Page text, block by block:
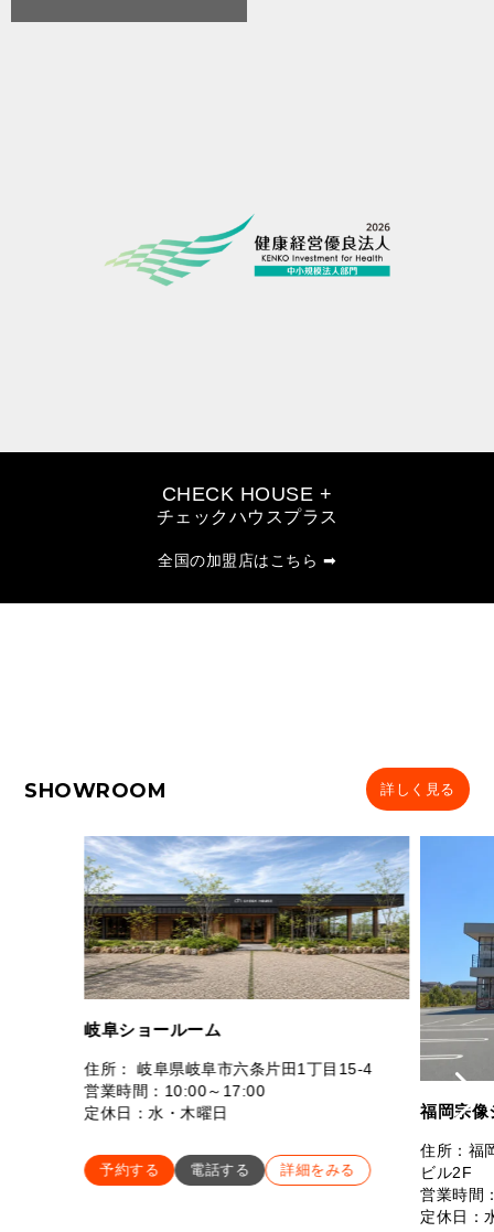
CHECK HOUSE +
チェックハウスプラス
全国の加盟店はこちら ➡
SHOWROOM 詳しく見る
岐阜ショールーム
住所： 岐阜県岐阜市六条片田1丁目15-4
営業時間：10:00～17:00
定休日：水・木曜日
予約する 電話する 詳細をみる
福岡宗像
住所：福
ビル2F
営業時
定休日：